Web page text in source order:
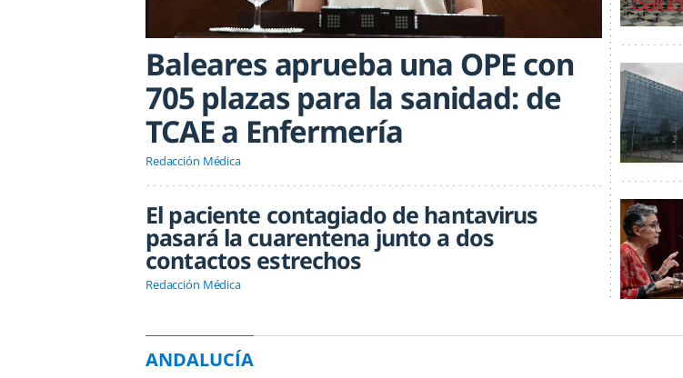
Baleares aprueba una OPE con
705 plazas para la sanidad: de
TCAE a Enfermería
Redacción Médica
El paciente contagiado de hantavirus
pasará la cuarentena junto a dos
contactos estrechos
Redacción Médica
ANDALUCÍA